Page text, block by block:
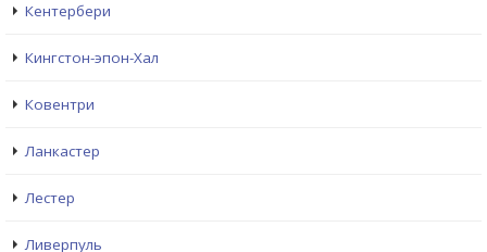
Кентербери
Кингстон-эпон-Хал
Ковентри
Ланкастер
Лестер
Ливерпуль